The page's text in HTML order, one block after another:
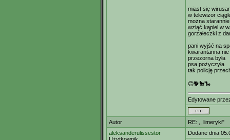
miast się
w telewizor
można starannie
wziąć kąpiel w
gorzałeczki z
pani wyjść na
kwarantanna nie
przezorna była
psa pożyczyła
tak policję
😊🐕🐩🐍
Edytowane
Autor
RE: ,, limeryki"
aleksanderulissestor
Dodane dnia